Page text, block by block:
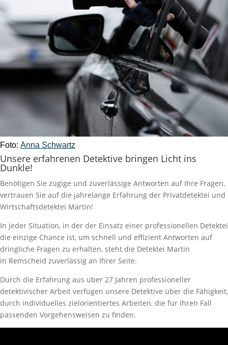
Foto: Anna Schwartz
Unsere erfahrenen Detektive bringen Licht ins
Dunkle!
Benötigen Sie zügige und zuverlässige Antworten auf Ihre Fragen,
vertrauen Sie auf die jahrelange Erfahrung der Privatdetektei und
Wirtschaftsdetektei Martin!
In jeder Situation, in der der Einsatz einer professionellen Detektei
die einzige Chance ist, um schnell und effizient Antworten auf
dringliche Fragen zu erhalten, steht die Detektei Martin
in Remscheid zuverlässig an Ihrer Seite.
Durch die Erfahrung aus über 27 Jahren professioneller
detektivischer Arbeit verfügen unsere Detektive über die Fähigkeit,
durch individuelles zielorientiertes Arbeiten, die für Ihren Fall
passenden Vorgehensweisen zu finden.